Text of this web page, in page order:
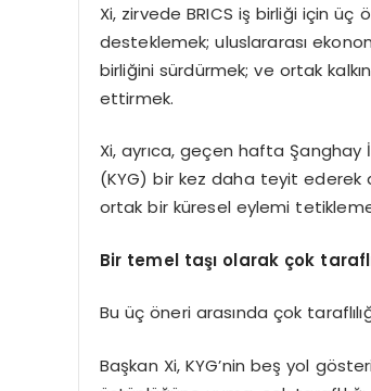
Xi, zirvede BRICS iş birliği için üç
desteklemek; uluslararası
birliğini sürdürmek; ve ortak
ettirmek.
Xi, ayrıca, geçen hafta Şanghay
(KYG) bir kez daha teyit ederek
ortak bir küresel eylemi
Bir temel taşı olarak çok
Bu üç öneri arasında çok
Başkan Xi, KYG’nin beş yol